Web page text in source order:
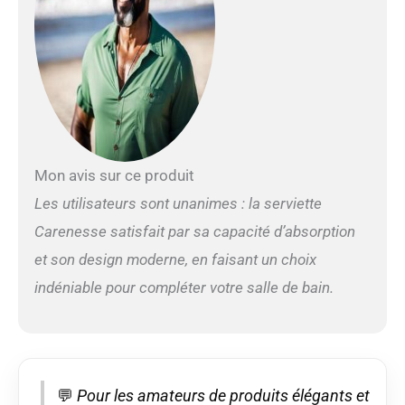
Compact et peu
encombrant – Facile
d'entretien et résistant
– Petit format –
Absorbantes comme
des serviettes –
les serviettes de
sont très pratiques et
polyvalentes, sauf dans
sauna, spa, sport, salle
de bain, vacances,
les randonneurs.
Mon avis sur ce produit
Les utilisateurs sont unanimes : la serviette
Carenesse satisfait par sa capacité d’absorption
et son design moderne, en faisant un choix
indéniable pour compléter votre salle de bain.
💬 Pour les amateurs de produits élégants et